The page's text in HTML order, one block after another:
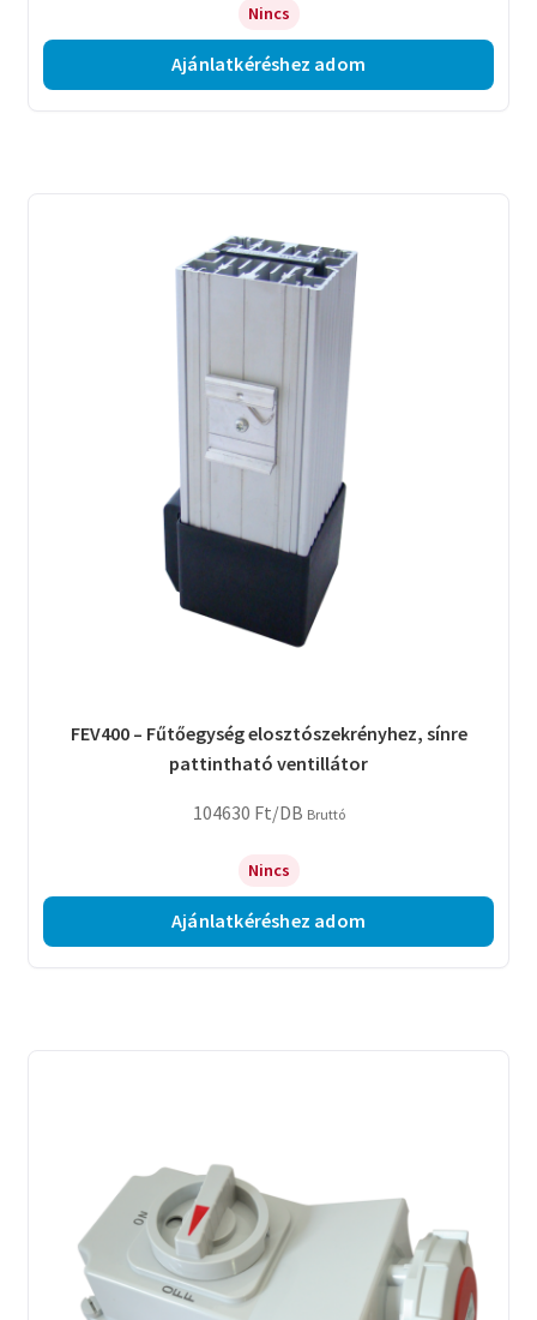
Nincs
Ajánlatkéréshez adom
FEV400 – Fűtőegység elosztószekrényhez, sínre
pattintható ventillátor
104630 Ft/DB Bruttó
Nincs
Ajánlatkéréshez adom